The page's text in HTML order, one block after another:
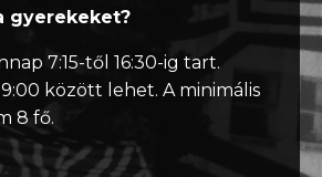
gyerekeket?
7:15-től 16:30-ig tart.
9:00 között lehet. A minimális
8 fő.